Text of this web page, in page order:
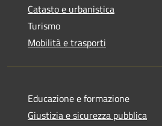
Catasto e urbanistica
Turismo
Mobilità e trasporti
Educazione e formazione
Giustizia e sicurezza pubblica